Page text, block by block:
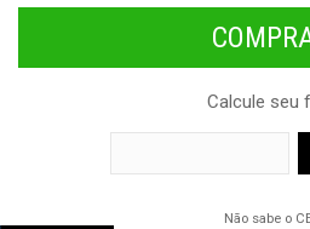
Calcule seu
Não sabe o